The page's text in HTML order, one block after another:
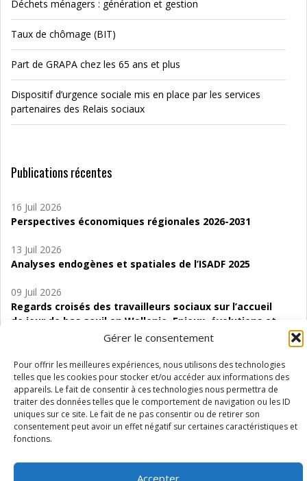
Gérer le consentement
Pour offrir les meilleures expériences, nous utilisons des technologies
telles que les cookies pour stocker et/ou accéder aux informations des
appareils. Le fait de consentir à ces technologies nous permettra de
traiter des données telles que le comportement de navigation ou les ID
uniques sur ce site. Le fait de ne pas consentir ou de retirer son
consentement peut avoir un effet négatif sur certaines caractéristiques et
fonctions.
Accepter
Déchets ménagers : génération et gestion
Taux de chômage (BIT)
Part de GRAPA chez les 65 ans et plus
Dispositif d’urgence sociale mis en place par les services
partenaires des Relais sociaux
Publications récentes
16 Juil 2026
Perspectives économiques régionales 2026-2031
13 Juil 2026
Analyses endogènes et spatiales de l’ISADF 2025
09 Juil 2026
Regards croisés des travailleurs sociaux sur l’accueil
de jour de bas seuil en Wallonie. Enjeux, évolutions et
06 Juil 2026
Étude d’évaluabilité des Structures
d’accompagnement à l’autocréation d’emploi (SAACE)
01 Juil 2026
Pénurie du personnel infirmier :quels indicateurs
Wallonie ?